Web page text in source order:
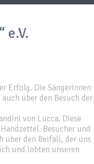
Erfolg. Die Sängerinnen
über den Besuch der
von Lucca. Diese
Besucher und
über den Beifall, der uns
und lobten unseren